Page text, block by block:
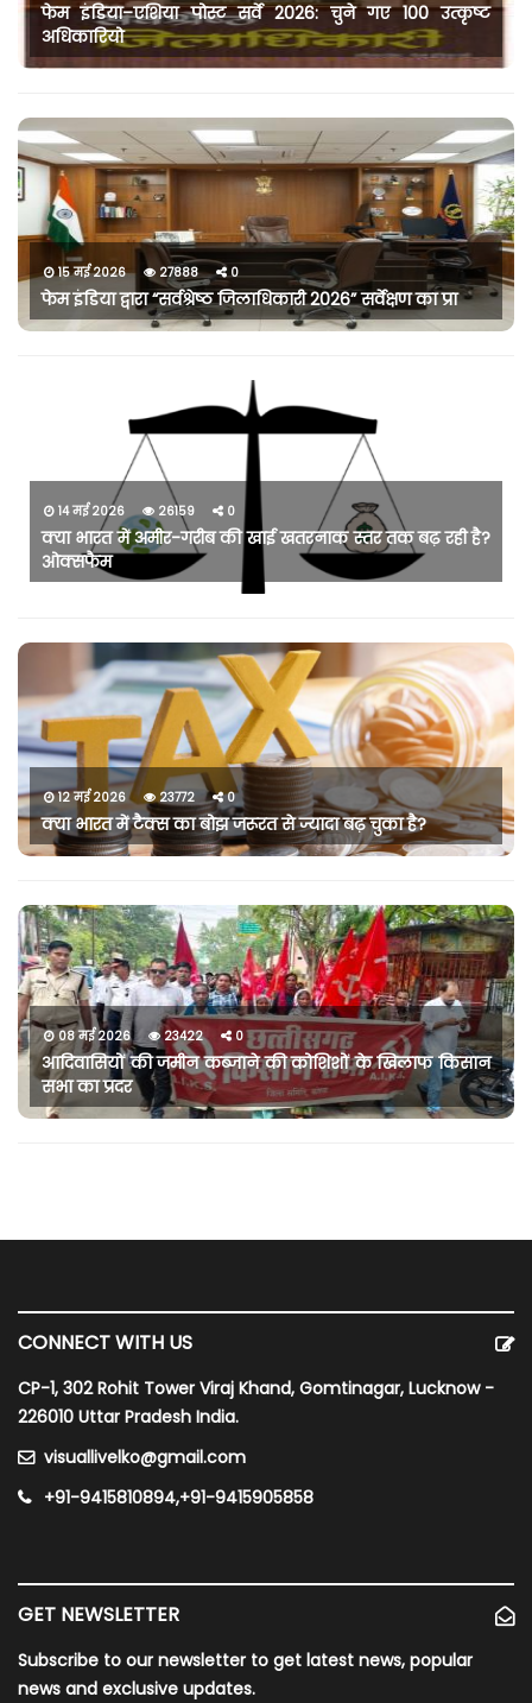
फेम इंडिया–एशिया पोस्ट सर्वे 2026: चुने गए 100 उत्कृष्ट
अधिकारियो
15 मई 2026 27888 0
फेम इंडिया द्वारा “सर्वश्रेष्ठ जिलाधिकारी 2026” सर्वेक्षण का प्रा
14 मई 2026 26159 0
क्या भारत में अमीर-गरीब की खाई खतरनाक स्तर तक बढ़ रही है?
ओक्सफैम
12 मई 2026 23772 0
क्या भारत में टैक्स का बोझ जरूरत से ज्यादा बढ़ चुका है?
08 मई 2026 23422 0
आदिवासियों की जमीन कब्जाने की कोशिशों के खिलाफ किसान
सभा का प्रदर
CONNECT WITH US
CP-1, 302 Rohit Tower Viraj Khand, Gomtinagar, Lucknow -
226010 Uttar Pradesh India.
visuallivelko@gmail.com
+91-9415810894,+91-9415905858
GET NEWSLETTER
Subscribe to our newsletter to get latest news, popular
news and exclusive updates.